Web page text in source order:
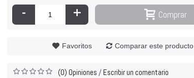
- + Comprar
Favoritos Comparar este producto
(0) Opiniones / Escribir un comentario